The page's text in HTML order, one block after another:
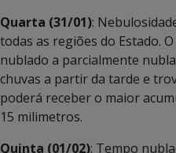
Quarta (31/01):
todas as regiões do Estado.
nublado a parcialmente
chuvas a partir da tarde e
poderá receber o maior
15 milimetros.
Quinta (01/02): Tempo